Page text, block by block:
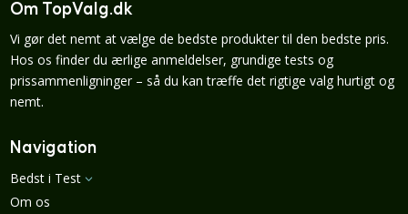
Om TopValg.dk
Vi gør det nemt at vælge de bedste produkter til den bedste pris.
Hos os finder du ærlige anmeldelser, grundige tests og
prissammenligninger – så du kan træffe det rigtige valg hurtigt og
nemt.
Navigation
Bedst i Test 3
Om os